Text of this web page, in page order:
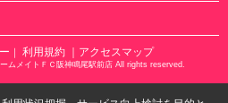
｜ 利用規約 ｜アクセスマップ
メイトＦＣ阪神鳴尾駅前店 All rights reserved.